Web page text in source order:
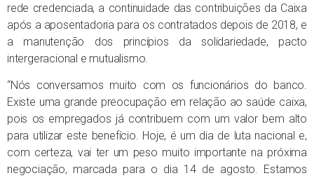
rede credenciada, a continuidade das contribuições da Caixa
após a aposentadoria para os contratados depois de 2018, e
a manutenção dos princípios da solidariedade, pacto
intergeracional e mutualismo.
“Nós conversamos muito com os funcionários do banco.
Existe uma grande preocupação em relação ao saúde caixa,
pois os empregados já contribuem com um valor bem alto
para utilizar este benefício. Hoje, é um dia de luta nacional e,
com certeza, vai ter um peso muito importante na próxima
negociação, marcada para o dia 14 de agosto. Estamos